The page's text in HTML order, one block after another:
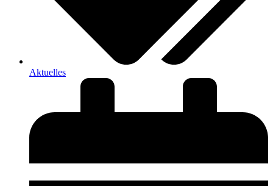
Aktuelles